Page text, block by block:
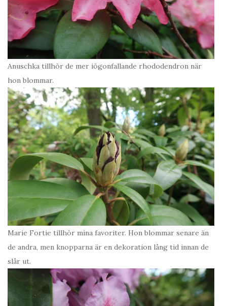
Anuschka tillhör de mer iögonfallande rhododendron när
hon blommar.
Marie Fortie tillhör mina favoriter. Hon blommar senare än
de andra, men knopparna är en dekoration lång tid innan de
slår ut.